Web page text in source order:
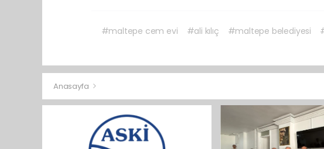
#maltepe cem evi #ali kılıç #maltepe belediyesi
Anasayfa